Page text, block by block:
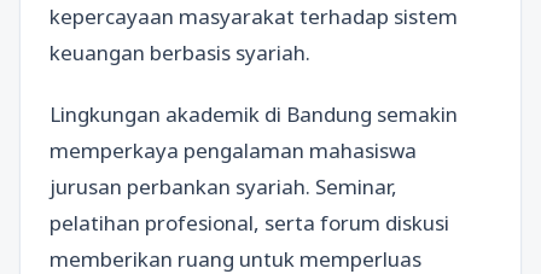
kepercayaan masyarakat terhadap sistem
keuangan berbasis syariah.
Lingkungan akademik di Bandung semakin
memperkaya pengalaman mahasiswa
jurusan perbankan syariah. Seminar,
pelatihan profesional, serta forum diskusi
memberikan ruang untuk memperluas